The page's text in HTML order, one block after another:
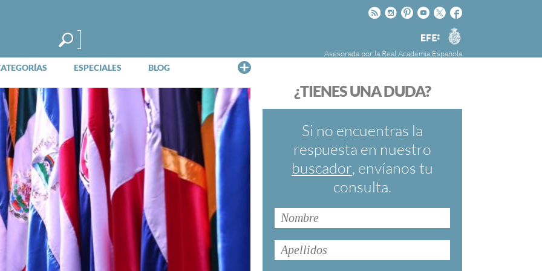
Facebook
Twitter
Youtube
Pinteres
Instagram
Rss
Agencia
EFE
Asesorada por la Real Academia Española
ESPECIALES BLOG
FundéuRAE es una fundación patrocinada por
cuyo objetivo es colaborar con el buen uso del
español en los medios de comunicación y en
Internet.
¿TIENES UNA DUDA?
Si no encuentras la
respuesta en nuestro
buscador, envíanos tu
consulta.